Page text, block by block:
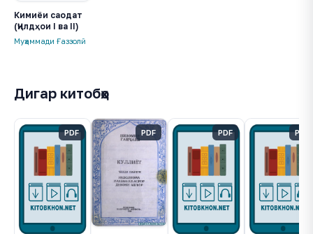
Кимиёи саодат
(Ҷилдҳои I ва II)
Муҳаммади Ғаззолӣ
Дигар китобҳо
PDF PDF PDF PDF